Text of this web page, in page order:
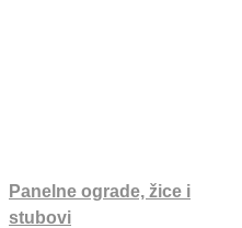
Panelne ograde, žice i
stubovi